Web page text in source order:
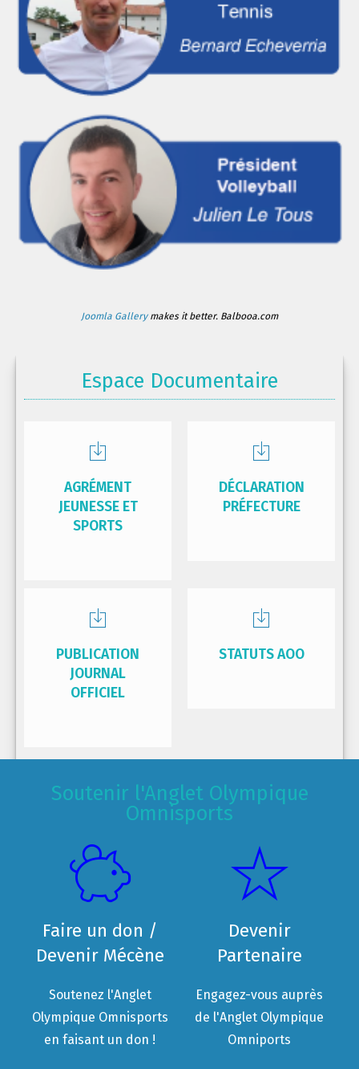
Joomla Gallerymakes it better. Balbooa.com
Espace Documentaire
AGRÉMENT
JEUNESSE ET
SPORTS
DÉCLARATION
PRÉFECTURE
PUBLICATION
JOURNAL
OFFICIEL
STATUTS AOO
Soutenir l'Anglet Olympique
Omnisports
Faire un don /
Devenir Mécène
Soutenez l'Anglet
Olympique Omnisports
en faisant un don !
Devenir
Partenaire
Engagez-vous auprès
de l'Anglet Olympique
Omniports